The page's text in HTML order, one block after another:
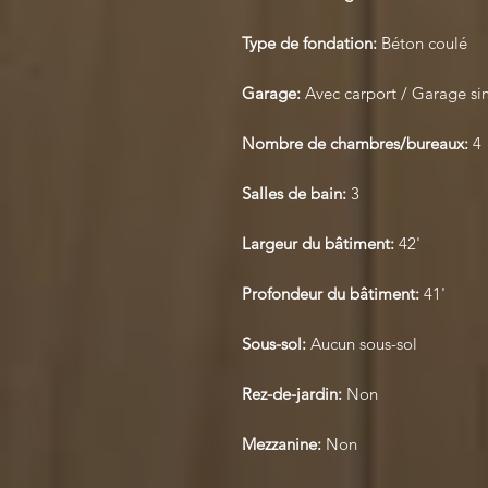
Type de fondation: Béton coulé
Garage: Avec carport / Garage
Nombre de chambres/bureaux: 4
Salles de bain: 3
Largeur du bâtiment: 42'
Profondeur du bâtiment: 41'
Sous-sol: Aucun sous-sol
Rez-de-jardin: Non
Mezzanine: Non